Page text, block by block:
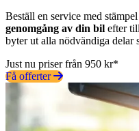
Beställ en service med
genomgång av din bil efter
byter ut alla nödvändiga delar
Just nu priser från 950 kr*
Få offerter